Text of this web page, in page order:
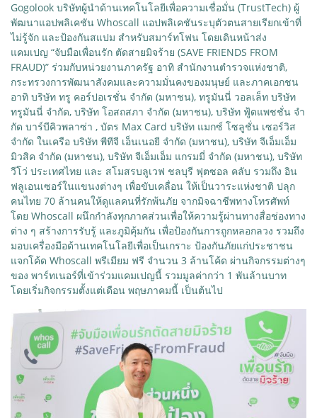
Gogolook บริษัทผู้นำด้านเทคโนโลยีเพื่อความเชื่อมั่น (TrustTech) ผู้
พัฒนาแอปพลิเคชัน Whoscall แอปพลิเคชันระบุตัวตนสายเรียกเข้าที่
ไม่รู้จัก และป้องกันสแปม สำหรับสมาร์ทโฟน โดยเดินหน้าส่ง
แคมเปญ “จับมือเพื่อนรัก ตัดสายมิจร้าย (SAVE FRIENDS FROM
FRAUD)” ร่วมกับหน่วยงานภาครัฐ อาทิ สํานักงานตํารวจแห่งชาติ,
กระทรวงการพัฒนาสังคมและความมั่นคงของมนุษย์ และภาคเอกชน
อาทิ บริษัท ทรู คอร์ปอเรชั่น จํากัด (มหาชน), ทรูมันนี่ วอลเล็ท บริษัท
ทรูมันนี่ จำกัด, บริษัท โอสถสภา จำกัด (มหาชน), บริษัท ฟู้ดแพชชั่น จํา
กัด บาร์บีคิวพลาซ่า , บัตร Max Card บริษัท แมกซ์ โซลูชั่น เซอร์วิส
จำกัด ในเครือ บริษัท พีทีจี เอ็นเนอยี จำกัด (มหาชน), บริษัท จีเอ็มเอ็ม
มิวสิค จำกัด (มหาชน), บริษัท จีเอ็มเอ็ม แกรมมี่ จํากัด (มหาชน), บริษัท
วีโว่ ประเทศไทย และ สโมสรบลูเวฟ ชลบุรี ฟุตซอล คลับ รวมถึง อิน
ฟลูเอนเซอร์ในแขนงต่างๆ เพื่อขับเคลื่อน ให้เป็นวาระแห่งชาติ ปลุก
คนไทย 70 ล้านคนให้ดูแลคนที่รักพ้นภัย จากมิจฉาชีพทางโทรศัพท์
โดย Whoscall ผนึกกำลังทุกภาคส่วนเพื่อให้ความรู้ผ่านทางสื่อช่องทาง
ต่าง ๆ สร้างการรับรู้ และภูมิคุ้มกัน เพื่อป้องกันการถูกหลอกลวง รวมถึง
มอบเครื่องมือด้านเทคโนโลยีเพื่อเป็นเกราะ ป้องกันภัยแก่ประชาชน
แจกโค้ด Whoscall พรีเมียม ฟรี จำนวน 3 ล้านโค้ด ผ่านกิจกรรมต่างๆ
ของ พาร์ทเนอร์ที่เข้าร่วมแคมเปญนี้ รวมมูลค่ากว่า 1 พันล้านบาท
โดยเริ่มกิจกรรมตั้งแต่เดือน พฤษภาคมนี้ เป็นต้นไป